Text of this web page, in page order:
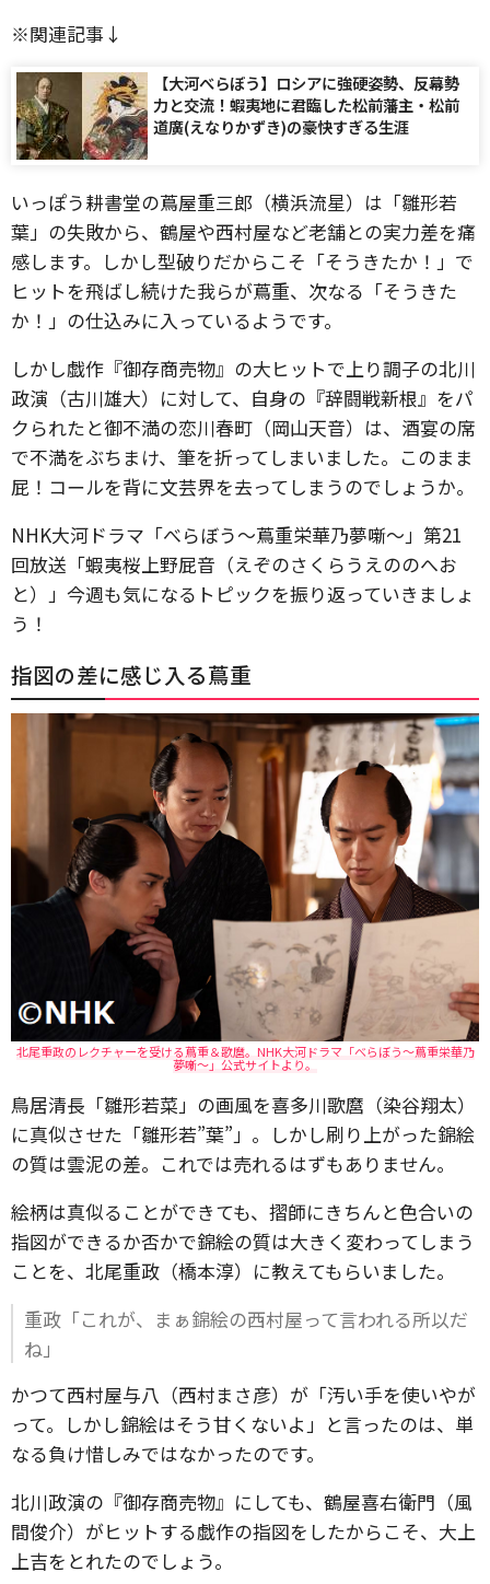
※関連記事↓
【大河べらぼう】ロシアに強硬姿勢、反幕勢
力と交流！蝦夷地に君臨した松前藩主・松前
道廣(えなりかずき)の豪快すぎる生涯
いっぽう耕書堂の蔦屋重三郎（横浜流星）は「雛形若
葉」の失敗から、鶴屋や西村屋など老舗との実力差を痛
感します。しかし型破りだからこそ「そうきたか！」で
ヒットを飛ばし続けた我らが蔦重、次なる「そうきた
か！」の仕込みに入っているようです。
しかし戯作『御存商売物』の大ヒットで上り調子の北川
政演（古川雄大）に対して、自身の『辞闘戦新根』をパ
クられたと御不満の恋川春町（岡山天音）は、酒宴の席
で不満をぶちまけ、筆を折ってしまいました。このまま
屁！コールを背に文芸界を去ってしまうのでしょうか。
NHK大河ドラマ「べらぼう～蔦重栄華乃夢噺～」第21
回放送「蝦夷桜上野屁音（えぞのさくらうえののへお
と）」今週も気になるトピックを振り返っていきましょ
う！
指図の差に感じ入る蔦重
北尾重政のレクチャーを受ける蔦重＆歌麿。NHK大河ドラマ「べらぼう～蔦重栄華乃
夢噺～」公式サイトより。
鳥居清長「雛形若菜」の画風を喜多川歌麿（染谷翔太）
に真似させた「雛形若”葉”」。しかし刷り上がった錦絵
の質は雲泥の差。これでは売れるはずもありません。
絵柄は真似ることができても、摺師にきちんと色合いの
指図ができるか否かで錦絵の質は大きく変わってしまう
ことを、北尾重政（橋本淳）に教えてもらいました。
重政「これが、まぁ錦絵の西村屋って言われる所以だ
ね」
かつて西村屋与八（西村まさ彦）が「汚い手を使いやが
って。しかし錦絵はそう甘くないよ」と言ったのは、単
なる負け惜しみではなかったのです。
北川政演の『御存商売物』にしても、鶴屋喜右衛門（風
間俊介）がヒットする戯作の指図をしたからこそ、大上
上吉をとれたのでしょう。